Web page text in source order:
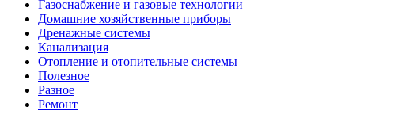
Газоснабжение и газовые технологии
Домашние хозяйственные приборы
Дренажные системы
Канализация
Отопление и отопительные системы
Полезное
Разное
Ремонт